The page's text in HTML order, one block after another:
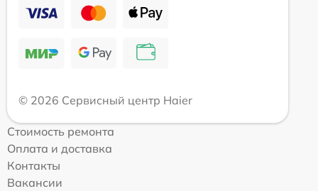
© 2026 Сервисный центр Haier
Стоимость ремонта
Оплата и доставка
Контакты
Вакансии